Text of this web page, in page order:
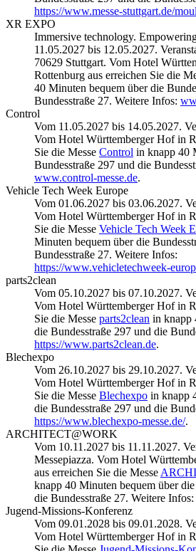
https://www.messe-stuttgart.de/
XR EXPO
Immersive technology.
11.05.2027 bis 12.05.2027.
70629 Stuttgart. Vom Hotel
Rottenburg aus erreichen Sie die
40 Minuten bequem über die
Bundesstraße 27. Weitere Infos:
Control
Vom 11.05.2027 bis 14.05.2027.
Vom Hotel Württemberger Hof in
Sie die Messe Control in knapp 40
Bundesstraße 297 und die
www.control-messe.de.
Vehicle Tech Week Europe
Vom 01.06.2027 bis 03.06.2027.
Vom Hotel Württemberger Hof in
Sie die Messe Vehicle Tech Week
Minuten bequem über die
Bundesstraße 27. Weitere Infos:
https://www.vehicletechweek-
parts2clean
Vom 05.10.2027 bis 07.10.2027.
Vom Hotel Württemberger Hof in
Sie die Messe parts2clean in knapp
die Bundesstraße 297 und die
https://www.parts2clean.de.
Blechexpo
Vom 26.10.2027 bis 29.10.2027.
Vom Hotel Württemberger Hof in
Sie die Messe Blechexpo in knapp
die Bundesstraße 297 und die
https://www.blechexpo-messe.de/.
ARCHITECT@WORK
Vom 10.11.2027 bis 11.11.2027.
Messepiazza. Vom Hotel
aus erreichen Sie die Messe
knapp 40 Minuten bequem über
die Bundesstraße 27. Weitere Infos:
Jugend-Missions-Konferenz
Vom 09.01.2028 bis 09.01.2028.
Vom Hotel Württemberger Hof in